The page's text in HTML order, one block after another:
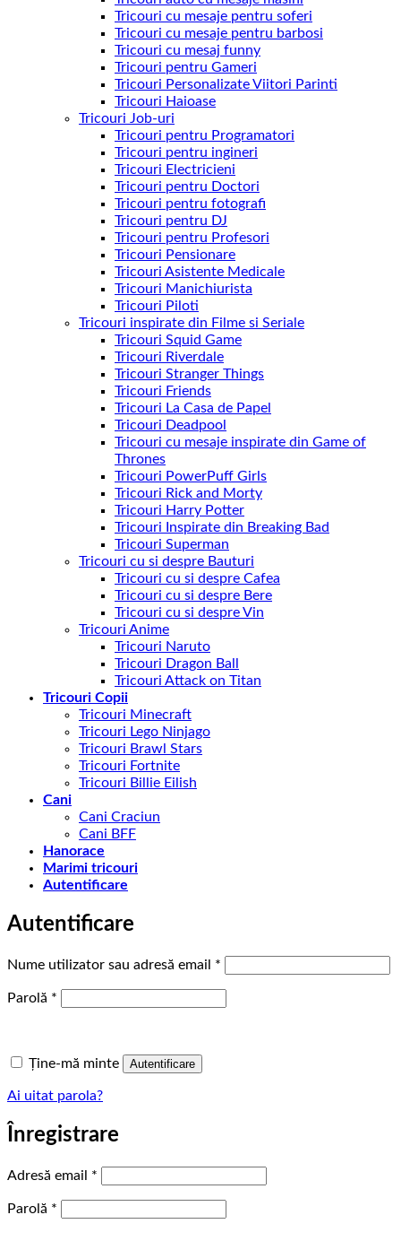
Tricouri cu mesaje pentru soferi
Tricouri cu mesaje pentru barbosi
Tricouri cu mesaj funny
Tricouri pentru Gameri
Tricouri Personalizate Viitori Parinti
Tricouri Haioase
Tricouri Job-uri
Tricouri pentru Programatori
Tricouri pentru ingineri
Tricouri Electricieni
Tricouri pentru Doctori
Tricouri pentru fotografi
Tricouri pentru DJ
Tricouri pentru Profesori
Tricouri Pensionare
Tricouri Asistente Medicale
Tricouri Manichiurista
Tricouri Piloti
Tricouri inspirate din Filme si Seriale
Tricouri Squid Game
Tricouri Riverdale
Tricouri Stranger Things
Tricouri Friends
Tricouri La Casa de Papel
Tricouri Deadpool
Tricouri cu mesaje inspirate din Game of
Thrones
Tricouri PowerPuff Girls
Tricouri Rick and Morty
Tricouri Harry Potter
Tricouri Inspirate din Breaking Bad
Tricouri Superman
Tricouri cu si despre Bauturi
Tricouri cu si despre Cafea
Tricouri cu si despre Bere
Tricouri cu si despre Vin
Tricouri Anime
Tricouri Naruto
Tricouri Dragon Ball
Tricouri Attack on Titan
Tricouri Copii
Tricouri Minecraft
Tricouri Lego Ninjago
Tricouri Brawl Stars
Tricouri Fortnite
Tricouri Billie Eilish
Cani
Cani Craciun
Cani BFF
Hanorace
Marimi tricouri
Autentificare
Autentificare
Nume utilizator sau adresă email *
Parolă *
Ține-mă minte Autentificare
Ai uitat parola?
Înregistrare
Adresă email *
Parolă *